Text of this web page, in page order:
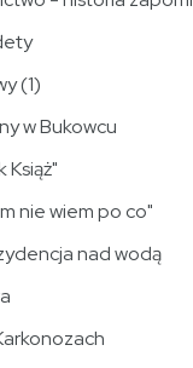
(1)
w Bukowcu
Książ"
nie wiem po co"
nad wodą